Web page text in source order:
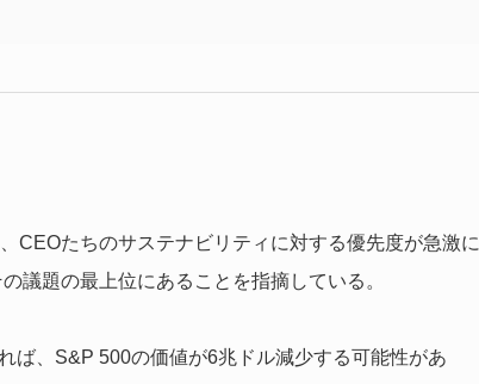
CEOたちのサステナビリティに対する優先度が急激に
議題の最上位にあることを指摘している。
ば、S&P 500の価値が6兆ドル減少する可能性があ